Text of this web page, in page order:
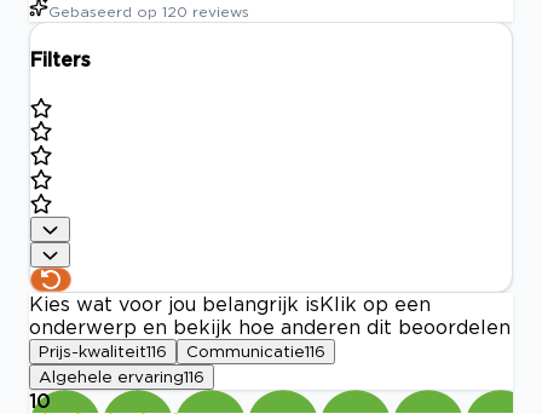
Gebaseerd op 120 reviews
Filters
Kies wat voor jou belangrijk is Klik op een
onderwerp en bekijk hoe anderen dit beoordelen
Prijs-kwaliteit116 Communicatie116
Algehele ervaring116
10